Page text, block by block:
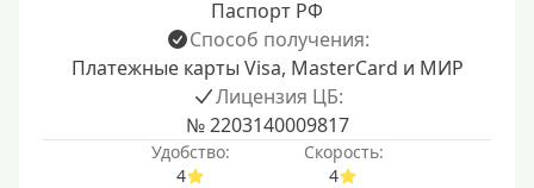
Паспорт РФ
Способ получения:
Платежные карты Visa, MasterCard и МИР
Лицензия ЦБ:
№ 2203140009817
Удобство:
4
Скорость:
4